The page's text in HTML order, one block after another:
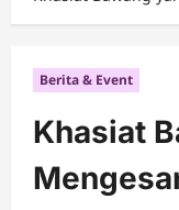
Berita & Event
Khasiat